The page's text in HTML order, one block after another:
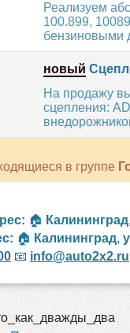
Реализуем
100.899,
бензиновыми
новый
На продажу
сцепления:
в группе
🏠 Калининград,
🏠 Калининград,
📧 info@auto2x2.ru